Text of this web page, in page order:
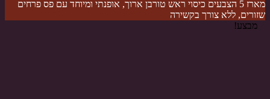
מארז 5 הצבעים כיסוי ראש טורבן ארוך, אופנתי ומיוחד עם פס פרחים
שזורים, ללא צורך בקשירה
מבצע!